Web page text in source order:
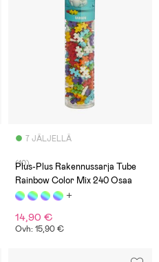
7 JÄLJELLÄ
(10)
Plus-Plus Rakennussarja Tube
Rainbow Color Mix 240 Osaa
14,90 €
Ovh: 15,90 €